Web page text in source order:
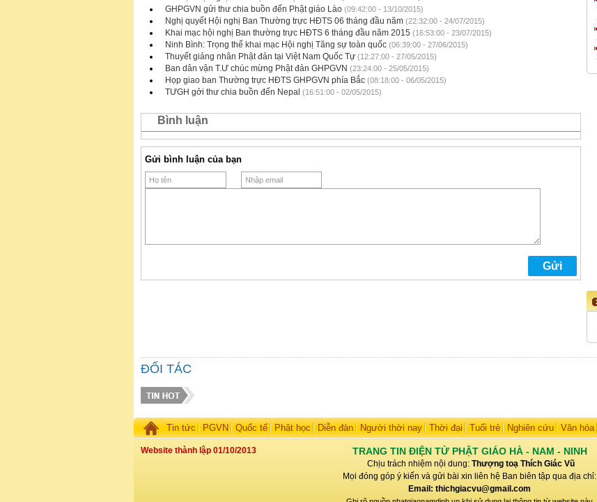
GHPGVN gửi thư chia buồn đến Phật giáo Lào (09:42:00 - 13/10/2015)
Nghị quyết Hội nghị Ban Thường trực HĐTS 06 tháng đầu năm (22:32:00 - 24/07/2015)
Khai mạc hội nghị Ban thường trực HĐTS 6 tháng đầu năm 2015 (16:53:00 - 23/07/2015)
Ninh Bình: Trọng thể khai mạc Hội nghị Tăng sự toàn quốc (06:39:00 - 27/06/2015)
Thuyết giảng nhân Phật đản tại Việt Nam Quốc Tự (12:27:00 - 27/05/2015)
Ban dân vận T.Ư chúc mừng Phật đản GHPGVN (23:24:00 - 25/05/2015)
Họp giao ban Thường trực HĐTS GHPGVN phía Bắc (08:18:00 - 06/05/2015)
TƯGH gởi thư chia buồn đến Nepal (16:51:00 - 02/05/2015)
Bình luận
Gửi bình luận của bạn
ĐỐI TÁC
Tin tức PGVN Quốc tế Phật học Diễn đàn Người thời nay Thời đại Tuổi trẻ Nghiên cứu Văn hóa
Website thành lập 01/10/2013 TRANG TIN ĐIỆN TỬ PHẬT GIÁO HÀ - NAM - NINH
Chịu trách nhiệm nội dung: Thượng toạ Thích Giác Vũ
Mọi đóng góp ý kiến và gửi bài xin liên hệ Ban biên tập qua địa chỉ:
Email: thichgiacvu@gmail.com